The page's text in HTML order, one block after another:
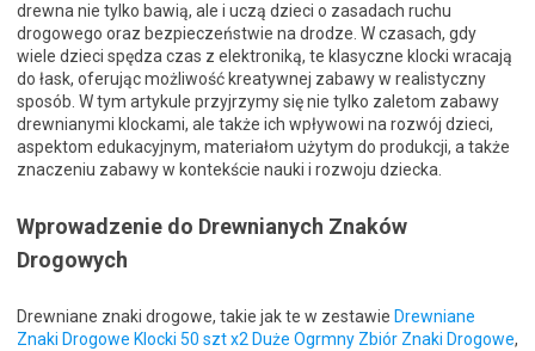
drewna nie tylko bawią, ale i uczą dzieci o zasadach ruchu
drogowego oraz bezpieczeństwie na drodze. W czasach, gdy
wiele dzieci spędza czas z elektroniką, te klasyczne klocki wracają
do łask, oferując możliwość kreatywnej zabawy w realistyczny
sposób. W tym artykule przyjrzymy się nie tylko zaletom zabawy
drewnianymi klockami, ale także ich wpływowi na rozwój dzieci,
aspektom edukacyjnym, materiałom użytym do produkcji, a także
znaczeniu zabawy w kontekście nauki i rozwoju dziecka.
Wprowadzenie do Drewnianych Znaków
Drogowych
Drewniane znaki drogowe, takie jak te w zestawie Drewniane
Znaki Drogowe Klocki 50 szt x2 Duże Ogrmny Zbiór Znaki Drogowe,